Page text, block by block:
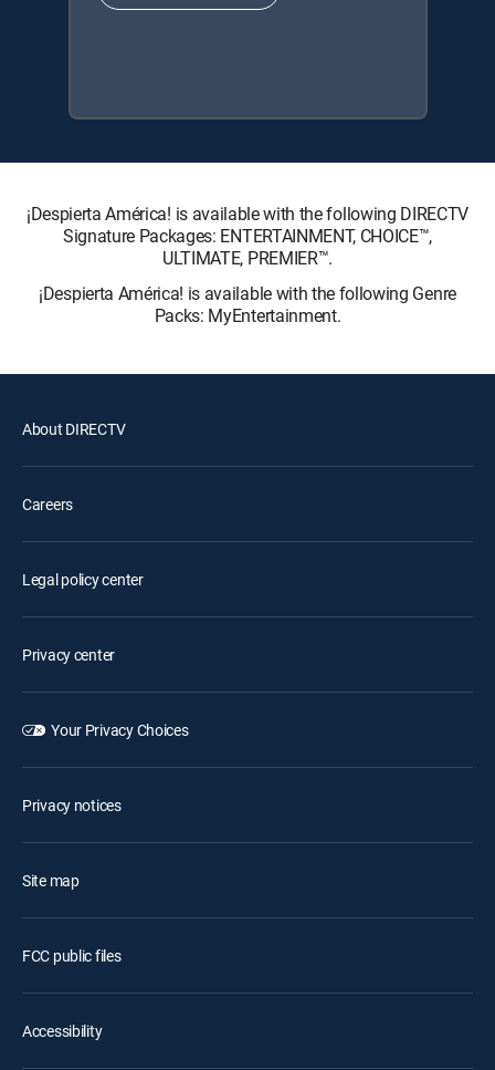
¡Despierta América! is available with the following DIRECTV
Signature Packages: ENTERTAINMENT, CHOICE™,
ULTIMATE, PREMIER™.
¡Despierta América! is available with the following Genre
Packs: MyEntertainment.
About DIRECTV
Careers
Legal policy center
Privacy center
Your Privacy Choices
Privacy notices
Site map
FCC public files
Accessibility